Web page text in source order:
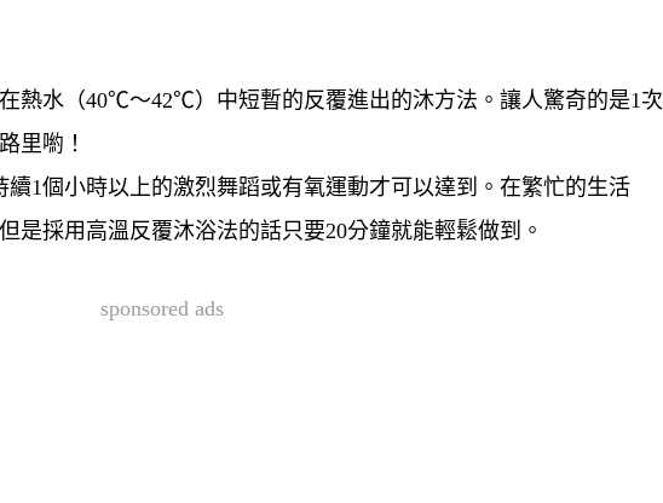
熱水（40℃～42℃）中短暫的反覆進出的沐方法。讓人驚奇的是1次
里喲！
1個小時以上的激烈舞蹈或有氧運動才可以達到。在繁忙的生活
是採用高溫反覆沐浴法的話只要20分鐘就能輕鬆做到。
sponsored ads